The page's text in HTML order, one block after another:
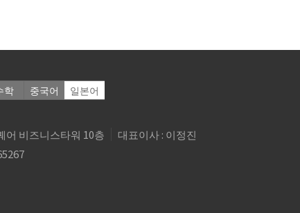
학 중국어 일본어
어 비즈니스타워 10층
대표이사 : 이정진